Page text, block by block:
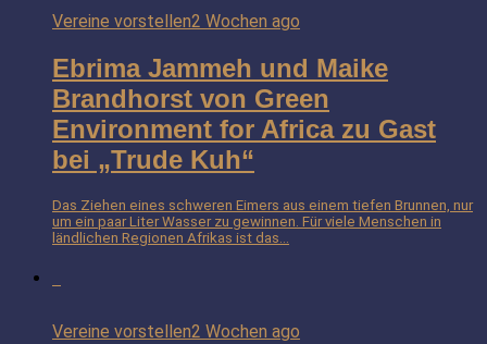
Vereine vorstellen2 Wochen ago
Ebrima Jammeh und Maike
Brandhorst von Green
Environment for Africa zu Gast
bei „Trude Kuh“
Das Ziehen eines schweren Eimers aus einem tiefen Brunnen, nur
um ein paar Liter Wasser zu gewinnen. Für viele Menschen in
ländlichen Regionen Afrikas ist das...
Vereine vorstellen2 Wochen ago